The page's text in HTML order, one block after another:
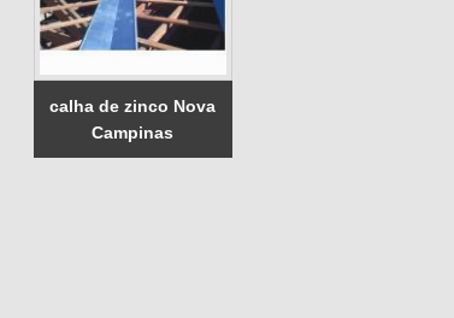
calha de zinco Nova
Campinas